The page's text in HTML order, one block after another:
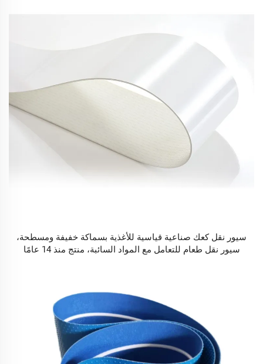
سيور نقل كعك صناعية قياسية للأغذية بسماكة خفيفة ومسطحة،
سيور نقل طعام للتعامل مع المواد السائبة، منتج منذ 14 عامًا